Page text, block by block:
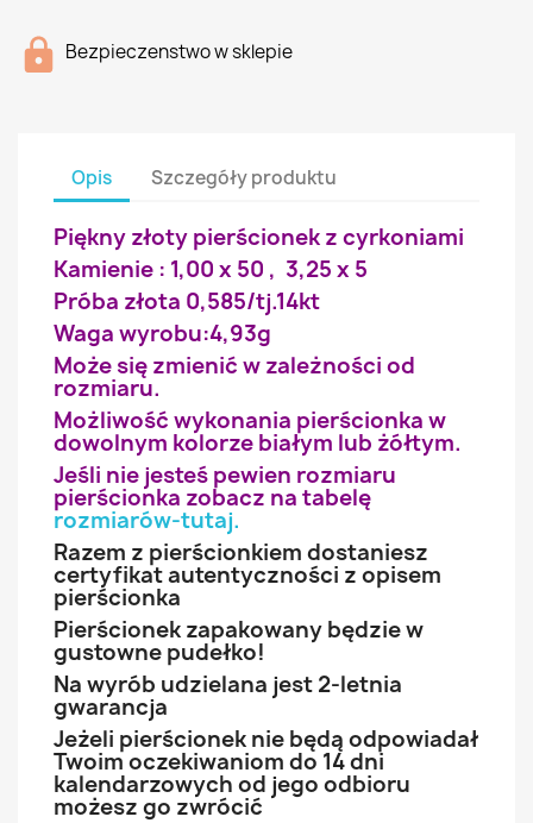
Bezpieczenstwo w sklepie
Opis Szczegóły produktu
Piękny złoty pierścionek z cyrkoniami
Kamienie : 1,00 x 50 , 3,25 x 5
Próba złota 0,585/tj.14kt
Waga wyrobu:4,93g
Może się zmienić w zależności od
rozmiaru.
Możliwość wykonania pierścionka w
dowolnym kolorze białym lub żółtym.
Jeśli nie jesteś pewien rozmiaru
pierścionka zobacz na tabelę
rozmiarów-tutaj.
Razem z pierścionkiem dostaniesz
certyfikat autentyczności z opisem
pierścionka
Pierścionek zapakowany będzie w
gustowne pudełko!
Na wyrób udzielana jest 2-letnia
gwarancja
Jeżeli pierścionek nie będą odpowiadał
Twoim oczekiwaniom do 14 dni
kalendarzowych od jego odbioru
możesz go zwrócić